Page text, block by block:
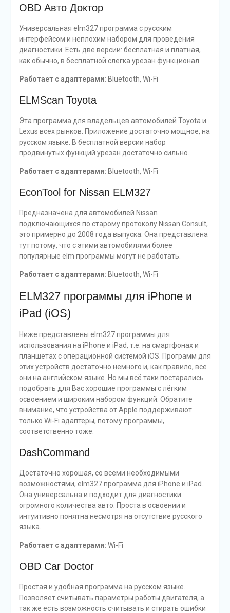
OBD Авто Доктор
Универсальная elm327 программа с русским
интерфейсом и неплохим набором для проведения
диагностики. Есть две версии: бесплатная и платная,
как обычно, в бесплатной слегка урезан функционал.
Работает с адаптерами: Bluetooth, Wi-Fi
ELMScan Toyota
Эта программа для владельцев автомобилей Toyota и
Lexus всех рынков. Приложение достаточно мощное, на
русском языке. В бесплатной версии набор
продвинутых функций урезан достаточно сильно.
Работает с адаптерами: Bluetooth, Wi-Fi
EconTool for Nissan ELM327
Предназначена для автомобилей Nissan
подключающихся по старому протоколу Nissan Consult,
это примерно до 2008 года выпуска. Она представлена
тут потому, что с этими автомобилями более
популярные elm программы могут не работать.
Работает с адаптерами: Bluetooth, Wi-Fi
ELM327 программы для iPhone и
iPad (iOS)
Ниже представлены elm327 программы для
использования на iPhone и iPad, т.е. на смартфонах и
планшетах с операционной системой iOS. Программ для
этих устройств достаточно немного и, как правило, все
они на английском языке. Но мы всё таки постарались
подобрать для Вас хорошие программы с лёгким
освоением и широким набором функций. Обратите
внимание, что устройства от Apple поддерживают
только Wi-Fi адаптеры, потому программы,
соответственно тоже.
DashCommand
Достаточно хорошая, со всеми необходимыми
возможностями, elm327 программа для iPhone и iPad.
Она универсальна и подходит для диагностики
огромного количества авто. Проста в освоении и
интуитивно понятна несмотря на отсутствие русского
языка.
Работает с адаптерами: Wi-Fi
OBD Car Doctor
Простая и удобная программа на русском языке.
Позволяет считывать параметры работы двигателя, а
так же есть возможность считывать и стирать ошибки